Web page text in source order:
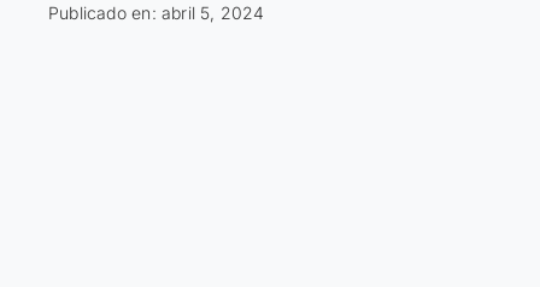
Publicado en: abril 5, 2024